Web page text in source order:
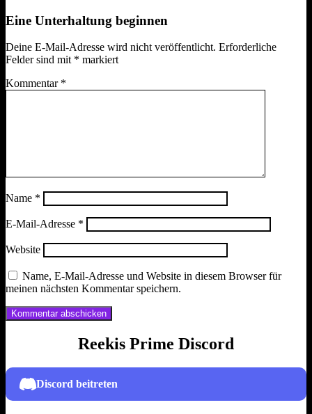
Eine Unterhaltung beginnen
Deine E-Mail-Adresse wird nicht veröffentlicht. Erforderliche
Felder sind mit * markiert
Kommentar *
Name *
E-Mail-Adresse *
Website
Name, E-Mail-Adresse und Website in diesem Browser für
meinen nächsten Kommentar speichern.
Reekis Prime Discord
Discord beitreten